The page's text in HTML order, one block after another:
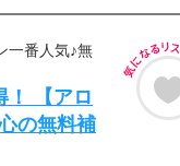
一番人気♪無
【アロ
の無料補